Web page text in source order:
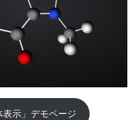
表示」デモページ